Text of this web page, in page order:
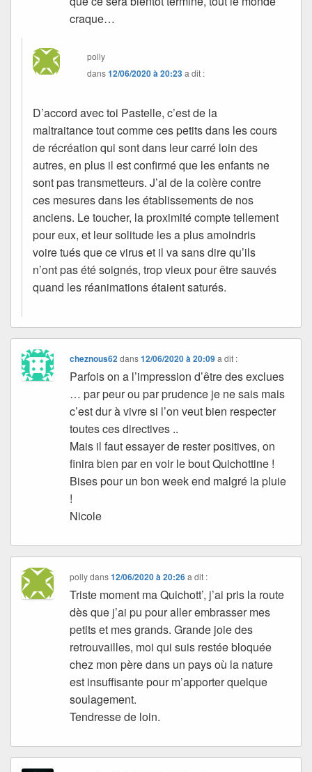
craque…
polly
dans12/06/2020 à 20:23a dit :
D’accord avec toi Pastelle, c’est de la
maltraitance tout comme ces petits dans les cours
de récréation qui sont dans leur carré loin des
autres, en plus il est confirmé que les enfants ne
sont pas transmetteurs. J’ai de la colère contre
ces mesures dans les établissements de nos
anciens. Le toucher, la proximité compte tellement
pour eux, et leur solitude les a plus amoindris
voire tués que ce virus et il va sans dire qu’ils
n’ont pas été soignés, trop vieux pour être sauvés
quand les réanimations étaient saturés.
cheznous62 dans12/06/2020 à 20:09 a dit :
Parfois on a l’impression d’être des exclues
… par peur ou par prudence je ne sais mais
c’est dur à vivre si l’on veut bien respecter
toutes ces directives ..
Mais il faut essayer de rester positives, on
finira bien par en voir le bout Quichottine !
Bises pour un bon week end malgré la pluie
!
Nicole
pollydans12/06/2020 à 20:26 a dit :
Triste moment ma Quichott’, j’ai pris la route
dès que j’ai pu pour aller embrasser mes
petits et mes grands. Grande joie des
retrouvailles, moi qui suis restée bloquée
chez mon père dans un pays où la nature
est insuffisante pour m’apporter quelque
soulagement.
Tendresse de loin.